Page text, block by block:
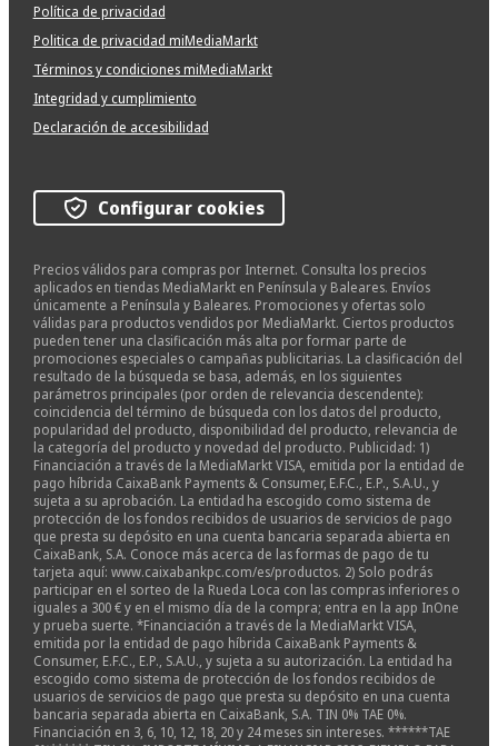
Política de privacidad
Politica de privacidad miMediaMarkt
Términos y condiciones miMediaMarkt
Integridad y cumplimiento
Declaración de accesibilidad
Configurar cookies
Precios válidos para compras por Internet. Consulta los precios
aplicados en tiendas MediaMarkt en Península y Baleares. Envíos
únicamente a Península y Baleares. Promociones y ofertas solo
válidas para productos vendidos por MediaMarkt. Ciertos productos
pueden tener una clasificación más alta por formar parte de
promociones especiales o campañas publicitarias. La clasificación del
resultado de la búsqueda se basa, además, en los siguientes
parámetros principales (por orden de relevancia descendente):
coincidencia del término de búsqueda con los datos del producto,
popularidad del producto, disponibilidad del producto, relevancia de
la categoría del producto y novedad del producto. Publicidad: 1)
Financiación a través de la MediaMarkt VISA, emitida por la entidad de
pago híbrida CaixaBank Payments & Consumer, E.F.C., E.P., S.A.U., y
sujeta a su aprobación. La entidad ha escogido como sistema de
protección de los fondos recibidos de usuarios de servicios de pago
que presta su depósito en una cuenta bancaria separada abierta en
CaixaBank, S.A. Conoce más acerca de las formas de pago de tu
tarjeta aquí: www.caixabankpc.com/es/productos. 2) Solo podrás
participar en el sorteo de la Rueda Loca con las compras inferiores o
iguales a 300 € y en el mismo día de la compra; entra en la app InOne
y prueba suerte. *Financiación a través de la MediaMarkt VISA,
emitida por la entidad de pago híbrida CaixaBank Payments &
Consumer, E.F.C., E.P., S.A.U., y sujeta a su autorización. La entidad ha
escogido como sistema de protección de los fondos recibidos de
usuarios de servicios de pago que presta su depósito en una cuenta
bancaria separada abierta en CaixaBank, S.A. TIN 0% TAE 0%.
Financiación en 3, 6, 10, 12, 18, 20 y 24 meses sin intereses. ******TAE